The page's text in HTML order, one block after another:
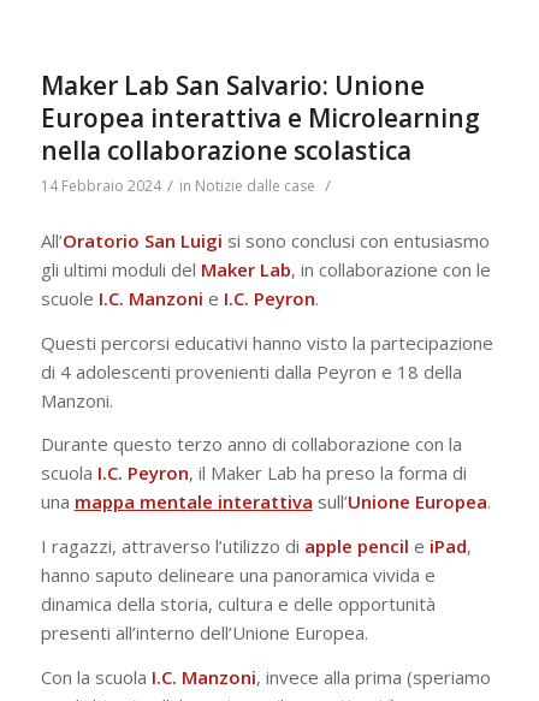
Maker Lab San Salvario: Unione
Europea interattiva e Microlearning
nella collaborazione scolastica
14 Febbraio 2024 / in Notizie dalle case /
All’Oratorio San Luigi si sono conclusi con entusiasmo
gli ultimi moduli del Maker Lab, in collaborazione con le
scuole I.C. Manzoni e I.C. Peyron.
Questi percorsi educativi hanno visto la partecipazione
di 4 adolescenti provenienti dalla Peyron e 18 della
Manzoni.
Durante questo terzo anno di collaborazione con la
scuola I.C. Peyron, il Maker Lab ha preso la forma di
una mappa mentale interattiva sull’Unione Europea.
I ragazzi, attraverso l’utilizzo di apple pencil e iPad,
hanno saputo delineare una panoramica vivida e
dinamica della storia, cultura e delle opportunità
presenti all’interno dell’Unione Europea.
Con la scuola I.C. Manzoni, invece alla prima (speriamo